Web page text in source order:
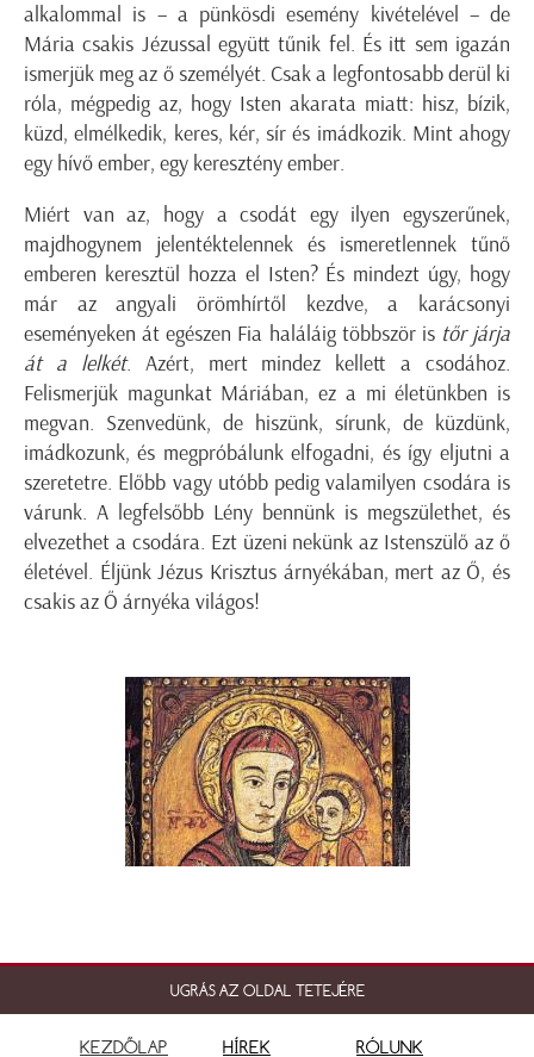
alkalommal is – a pünkösdi esemény kivételével – de
Mária csakis Jézussal együtt tűnik fel. És itt sem igazán
ismerjük meg az ő személyét. Csak a legfontosabb derül ki
róla, mégpedig az, hogy Isten akarata miatt: hisz, bízik,
küzd, elmélkedik, keres, kér, sír és imádkozik. Mint ahogy
egy hívő ember, egy keresztény ember.
Miért van az, hogy a csodát egy ilyen egyszerűnek,
majdhogynem jelentéktelennek és ismeretlennek tűnő
emberen keresztül hozza el Isten? És mindezt úgy, hogy
már az angyali örömhírtől kezdve, a karácsonyi
eseményeken át egészen Fia haláláig többször is tőr járja
át a lelkét. Azért, mert mindez kellett a csodához.
Felismerjük magunkat Máriában, ez a mi életünkben is
megvan. Szenvedünk, de hiszünk, sírunk, de küzdünk,
imádkozunk, és megpróbálunk elfogadni, és így eljutni a
szeretetre. Előbb vagy utóbb pedig valamilyen csodára is
várunk. A legfelsőbb Lény bennünk is megszülethet, és
elvezethet a csodára. Ezt üzeni nekünk az Istenszülő az ő
életével. Éljünk Jézus Krisztus árnyékában, mert az Ő, és
csakis az Ő árnyéka világos!
UGRÁS AZ OLDAL TETEJÉRE
KEZDŐLAP HÍREK RÓLUNK